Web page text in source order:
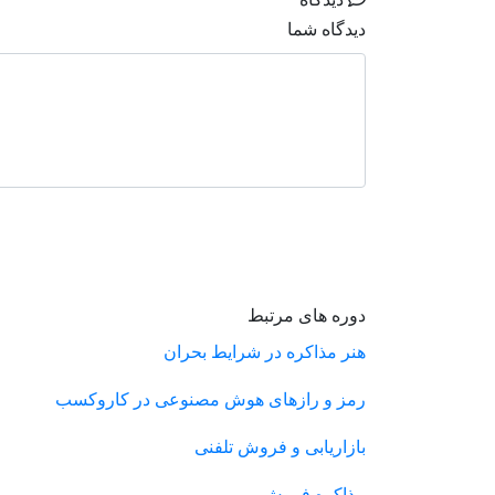
دیدگاه شما
دوره های مرتبط
هنر مذاکره در شرایط بحران
رمز و رازهای هوش مصنوعی در کاروکسب
بازاریابی و فروش تلفنی